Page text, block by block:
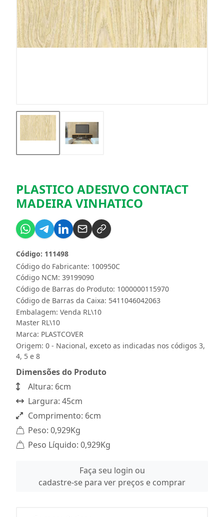
PLASTICO ADESIVO CONTACT
MADEIRA VINHATICO
Código do Fabricante: 100950C
Código: 111498
Código NCM: 39199090
Código de Barras do Produto: 1000000115970
Código de Barras da Caixa: 5411046042063
Embalagem: Venda RL\10
Master RL\10
Marca: PLASTCOVER
Origem: 0 - Nacional, exceto as indicadas nos códigos 3,
4, 5 e 8
Dimensões do Produto
Altura: 6cm
Largura: 45cm
Comprimento: 6cm
Peso: 0,929Kg
Peso Líquido: 0,929Kg
Faça seu login ou
cadastre-se para ver preços e comprar